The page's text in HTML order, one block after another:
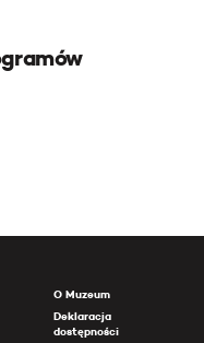
O Muzeum
Deklaracja
dostępności